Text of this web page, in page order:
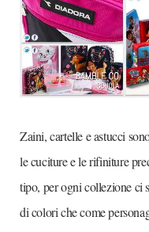
Zaini, cartelle e astucci
le cuciture e le rifiniture
tipo, per ogni collezione ci
di colori che come